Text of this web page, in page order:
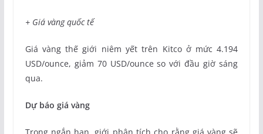
+ Giá vàng quốc tế
Giá vàng thế giới niêm yết trên Kitco ở mức 4.194
USD/ounce, giảm 70 USD/ounce so với đầu giờ sáng
qua.
Dự báo giá vàng